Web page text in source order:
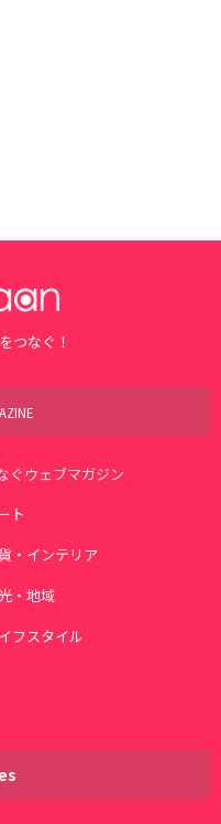
つなぐ！
ぐウェブマガジン
ト
・インテリア
・地域
フスタイル